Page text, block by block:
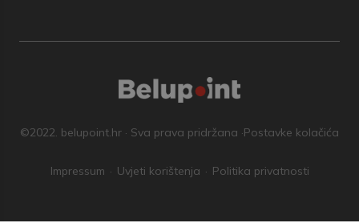
©2022. belupoint.hr · Sva prava pridržana ·Postavke kolačića
Impressum Uvjeti korištenja Politika privatnosti